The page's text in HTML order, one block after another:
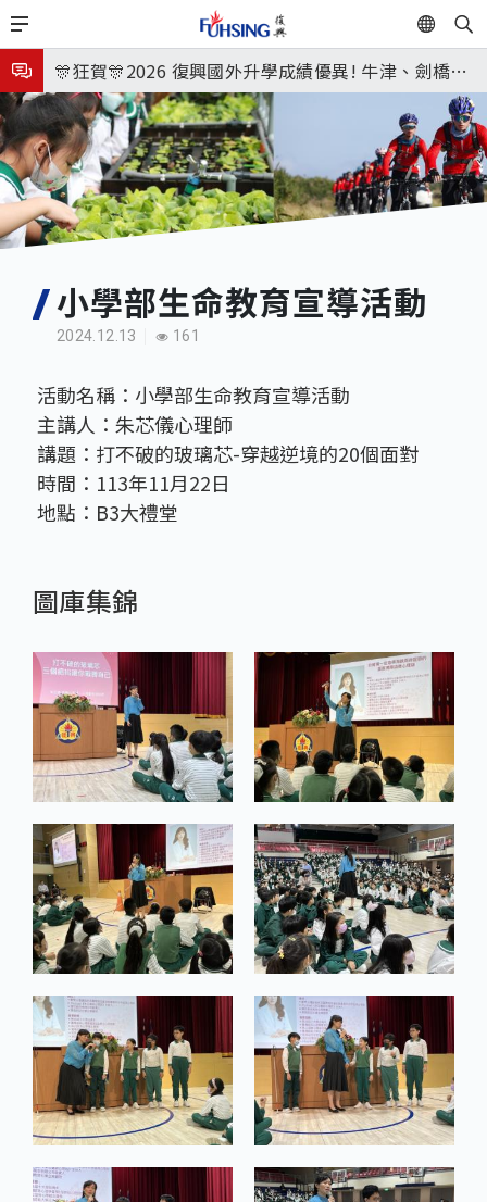
移
至
主
內
容
EN
🎉🎉🎉狂賀! 12望蘇同學榮錄MIT麻省理工學院，本校
連續兩年錄取世界第一學府！
🎊狂賀🎊2026 復興國外升學成績優異! 牛津、劍橋首
次雙星閃耀✨
115年校本部大學榜單再創佳績🎉，32％達醫學系錄
取標準、62%達台大錄取標準。各組合4科60級分9人
🎊
8月3日 分科成績公布
臺北市2026城鎮韌性(防空)演習訂於8月13日(四) 14
時30分至15時實施，全市人、車及各場所均須配合管
制與避難演練，以免受罰。
8月31日 開學日
🎉🎉🎉狂賀! 12望蘇同學榮錄MIT麻省理工學院，本校
連續兩年錄取世界第一學府！
小學部生命教育宣導活動
2024.12.13 161
活動名稱：小學部生命教育宣導活動
主講人：朱芯儀心理師
講題：打不破的玻璃芯-穿越逆境的20個面對
時間：113年11月22日
地點：B3大禮堂
圖庫集錦